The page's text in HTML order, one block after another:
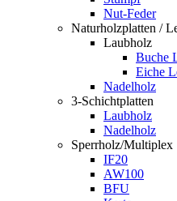
Nut-Feder
Naturholzplatten /
Laubholz
Buche
Eiche
Nadelholz
3-Schichtplatten
Laubholz
Nadelholz
Sperrholz/Multiplex
IF20
AW100
BFU